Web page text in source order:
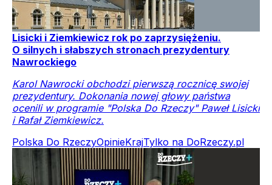
Lisicki i Ziemkiewicz rok po zaprzysiężeniu.
O silnych i słabszych stronach prezydentury
Nawrockiego
Karol Nawrocki obchodzi pierwszą rocznicę swojej
prezydentury. Dokonania nowej głowy państwa
ocenili w programie "Polska Do Rzeczy" Paweł Lisicki
i Rafał Ziemkiewicz.
Polska Do RzeczyOpinieKrajTylko na DoRzeczy.pl